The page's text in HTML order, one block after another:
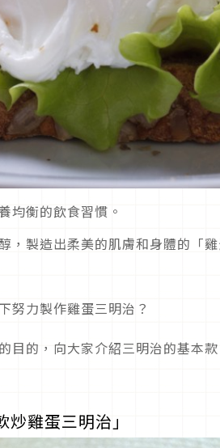
均衡的飲食習慣。
，製造出柔美的肌膚和身體的「
努力製作雞蛋三明治？
目的，向大家介紹三明治的基本款
雞蛋三明治」